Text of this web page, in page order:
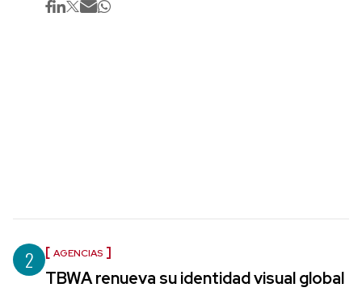
2 AGENCIAS
TBWA renueva su identidad visual global